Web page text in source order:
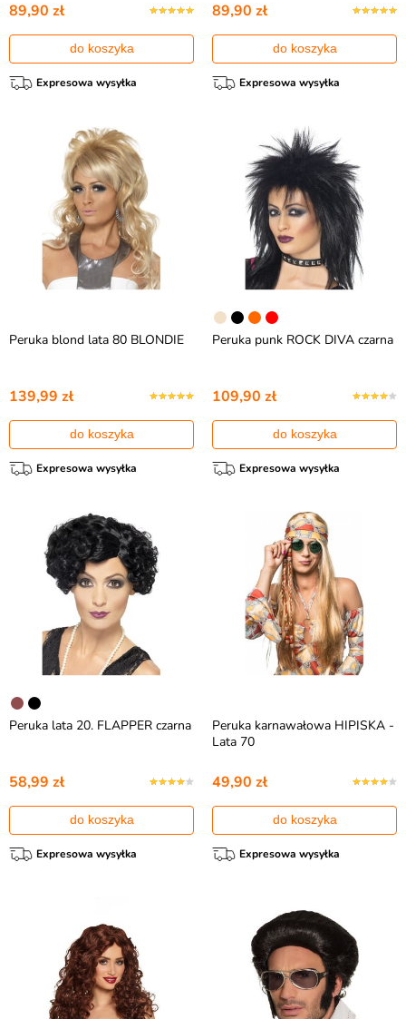
89,90 zł
do koszyka
Expresowa wysyłka
89,90 zł
do koszyka
Expresowa wysyłka
Peruka blond lata 80 BLONDIE
139,99 zł
do koszyka
Expresowa wysyłka
Peruka punk ROCK DIVA czarna
109,90 zł
do koszyka
Expresowa wysyłka
Peruka lata 20. FLAPPER czarna
58,99 zł
do koszyka
Expresowa wysyłka
Peruka karnawałowa HIPISKA -
Lata 70
49,90 zł
do koszyka
Expresowa wysyłka